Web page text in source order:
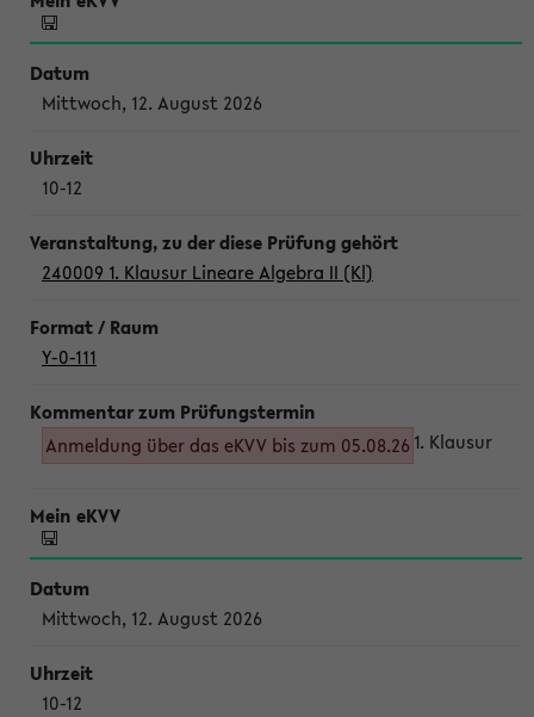
Mittwoch, 12. August 2026
10-12
240009 1. Klausur Lineare Algebra II (Kl)
Y-0-111
Anmeldung über das eKVV bis zum 05.08.26 1. Klausur
Mittwoch, 12. August 2026
10-12